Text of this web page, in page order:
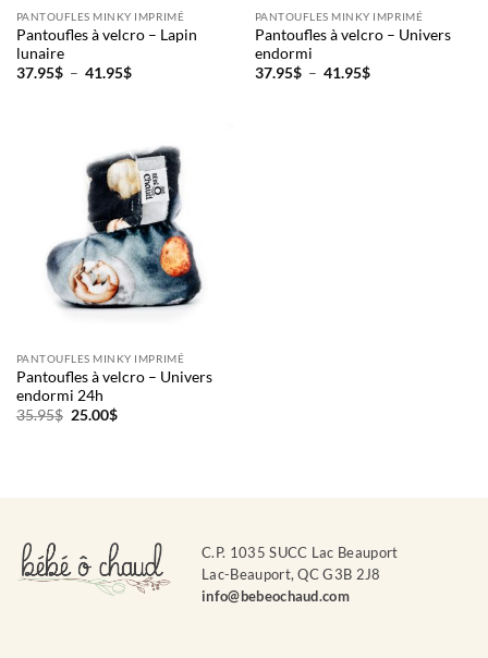
PANTOUFLES MINKY IMPRIMÉ
Pantoufles à velcro – Lapin
lunaire
37.95$ – 41.95$Plage
41.95$
PANTOUFLES MINKY IMPRIMÉ
Pantoufles à velcro – Univers
endormi
37.95$ – 41.95$Plage
PANTOUFLES MINKY IMPRIMÉ
Pantoufles à velcro – Univers
endormi 24h
35.95$ Le
25.00$Le
C.P. 1035 SUCC Lac Beauport
Lac-Beauport, QC G3B 2J8
info@bebeochaud.com
pour
obtenir
votre